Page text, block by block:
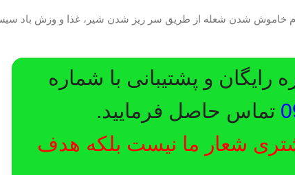
خاموش شدن شعله از طریق سر ریز شدن شیر، غذا و وزش باد
و پشتیبانی با شماره
تماس حاصل فرمایید.
مشتری شعار ما نیست بلکه هدف